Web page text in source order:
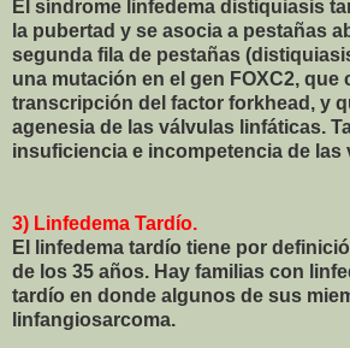
El síndrome linfedema distiquiasis
la pubertad y se asocia a pestañas
segunda fila de pestañas
una mutación en el gen FOXC2, que
transcripción del factor forkhead, y
agenesia de las válvulas linfáticas.
insuficiencia e incompetencia de las
3) Linfedema Tardío.
El linfedema tardío tiene por
de los 35 años. Hay familias con
tardío en donde algunos de sus
linfangiosarcoma.